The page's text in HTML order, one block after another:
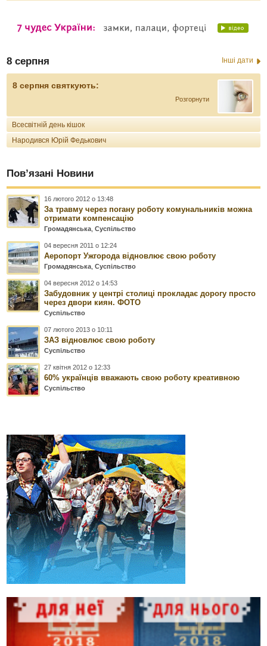
8 серпня Інші дати
8 серпня святкують:
Розгорнути
Всесвітній день кішок
Народився Юрій Федькович
Пов’язані Новини
16 лютого 2012 о 13:48
За травму через погану роботу комунальників можна
отримати компенсацію
Громадянська ,Суспільство
04 вересня 2011 о 12:24
Аеропорт Ужгорода відновлює свою роботу
Громадянська ,Суспільство
04 вересня 2012 о 14:53
Забудовник у центрі столиці прокладає дорогу просто
через двори киян. ФОТО
Суспільство
07 лютого 2013 о 10:11
ЗАЗ відновлює свою роботу
Суспільство
27 квітня 2012 о 12:33
60% українців вважають свою роботу креативною
Суспільство